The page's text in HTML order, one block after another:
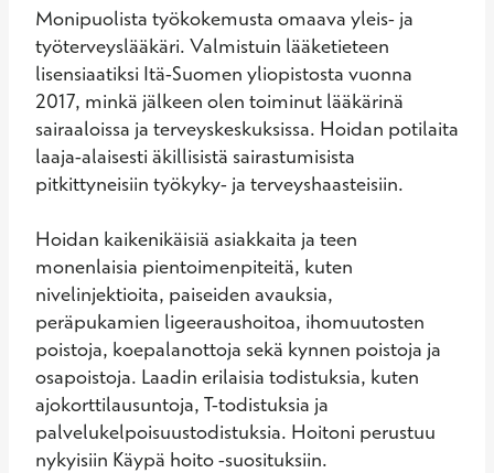
Monipuolista työkokemusta omaava yleis- ja
työterveyslääkäri. Valmistuin lääketieteen
lisensiaatiksi Itä-Suomen yliopistosta vuonna
2017, minkä jälkeen olen toiminut lääkärinä
sairaaloissa ja terveyskeskuksissa. Hoidan potilaita
laaja-alaisesti äkillisistä sairastumisista
pitkittyneisiin työkyky- ja terveyshaasteisiin.
Hoidan kaikenikäisiä asiakkaita ja teen
monenlaisia pientoimenpiteitä, kuten
nivelinjektioita, paiseiden avauksia,
peräpukamien ligeeraushoitoa, ihomuutosten
poistoja, koepalanottoja sekä kynnen poistoja ja
osapoistoja. Laadin erilaisia todistuksia, kuten
ajokorttilausuntoja, T-todistuksia ja
palvelukelpoisuustodistuksia. Hoitoni perustuu
nykyisiin Käypä hoito -suosituksiin.